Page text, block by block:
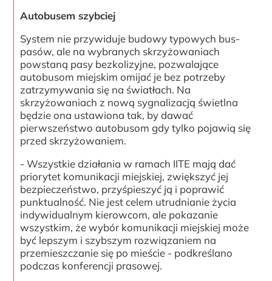
Autobusem szybciej
System nie przywiduje budowy typowych bus-
pasów, ale na wybranych skrzyżowaniach
powstaną pasy bezkolizyjne, pozwalające
autobusom miejskim omijać je bez potrzeby
zatrzymywania się na światłach. Na
skrzyżowaniach z nową sygnalizacją świetlna
będzie ona ustawiona tak, by dawać
pierwszeństwo autobusom gdy tylko pojawią się
przed skrzyżowaniem.
- Wszystkie działania w ramach IITE mają dać
priorytet komunikacji miejskiej, zwiększyć jej
bezpieczeństwo, przyśpieszyć ją i poprawić
punktualność. Nie jest celem utrudnianie życia
indywidualnym kierowcom, ale pokazanie
wszystkim, że wybór komunikacji miejskiej może
być lepszym i szybszym rozwiązaniem na
przemieszczanie się po mieście - podkreślano
podczas konferencji prasowej.